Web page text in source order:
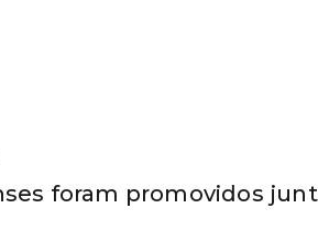
foram promovidos